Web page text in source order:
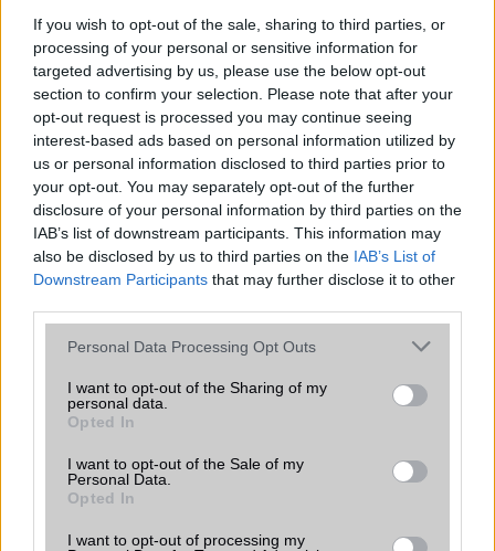
If you wish to opt-out of the sale, sharing to third parties, or
processing of your personal or sensitive information for
targeted advertising by us, please use the below opt-out
section to confirm your selection. Please note that after your
opt-out request is processed you may continue seeing
interest-based ads based on personal information utilized by
us or personal information disclosed to third parties prior to
your opt-out. You may separately opt-out of the further
disclosure of your personal information by third parties on the
IAB’s list of downstream participants. This information may
also be disclosed by us to third parties on the IAB’s List of
Downstream Participants that may further disclose it to other
Please note that this website/app uses one or more Google
not limited to your visit or usage behaviour. You may click to
grant or deny consent to Google and its third-party tags to
use your data for below specified purposes in below Google
consent section.
Personal Data Processing Opt Outs
I want to opt-out of the Sharing of my
personal data.
Opted In
I want to opt-out of the Sale of my
Personal Data.
Opted In
I want to opt-out of processing my
jeee ez jó
23
2008-2-24 3:01:40 PM
egyszer az életben végre harmadik lettem
noya
2009-3-3 9:25:06 AM
trebron
2009-4-16 4:36:46 PM
szinte lehetetlen hozzá jutni,még ez az oldal sem hoz róla semmit